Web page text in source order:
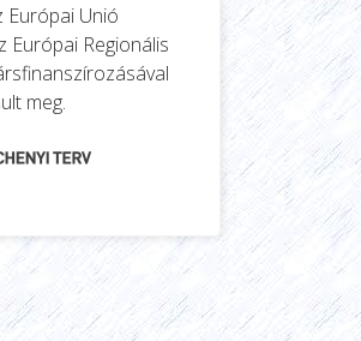
Európai Unió
Európai Regionális
meg.